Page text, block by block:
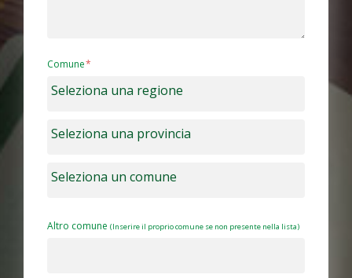
Comune
Altro comune (Inserire il proprio comune se non presente nella lista)